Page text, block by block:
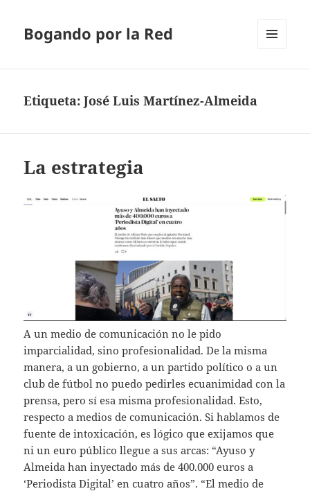
Bogando por la Red
Etiqueta:José Luis Martínez-Almeida
La estrategia
A un medio de comunicación no le pido
imparcialidad, sino profesionalidad. De la misma
manera, a un gobierno, a un partido político o a un
club de fútbol no puedo pedirles ecuanimidad con la
prensa, pero sí esa misma profesionalidad. Esto,
respecto a medios de comunicación. Si hablamos de
fuente de intoxicación, es lógico que exijamos que
ni un euro público llegue a sus arcas: “Ayuso y
Almeida han inyectado más de 400.000 euros a
‘Periodista Digital’ en cuatro años”. “El medio de